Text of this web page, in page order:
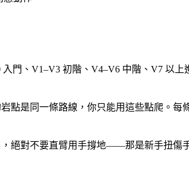
門、V1–V3 初階、V4–V6 中階、V7 以
是同一條路線，你只能用這些點爬。每
絕對不要直臂用手撐地——那是新手扭傷